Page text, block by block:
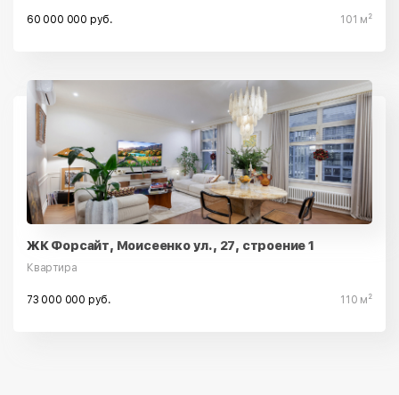
60 000 000 руб. 101 м²
ЖК Форсайт, Моисеенко ул., 27, строение 1
Квартира
73 000 000 руб. 110 м²